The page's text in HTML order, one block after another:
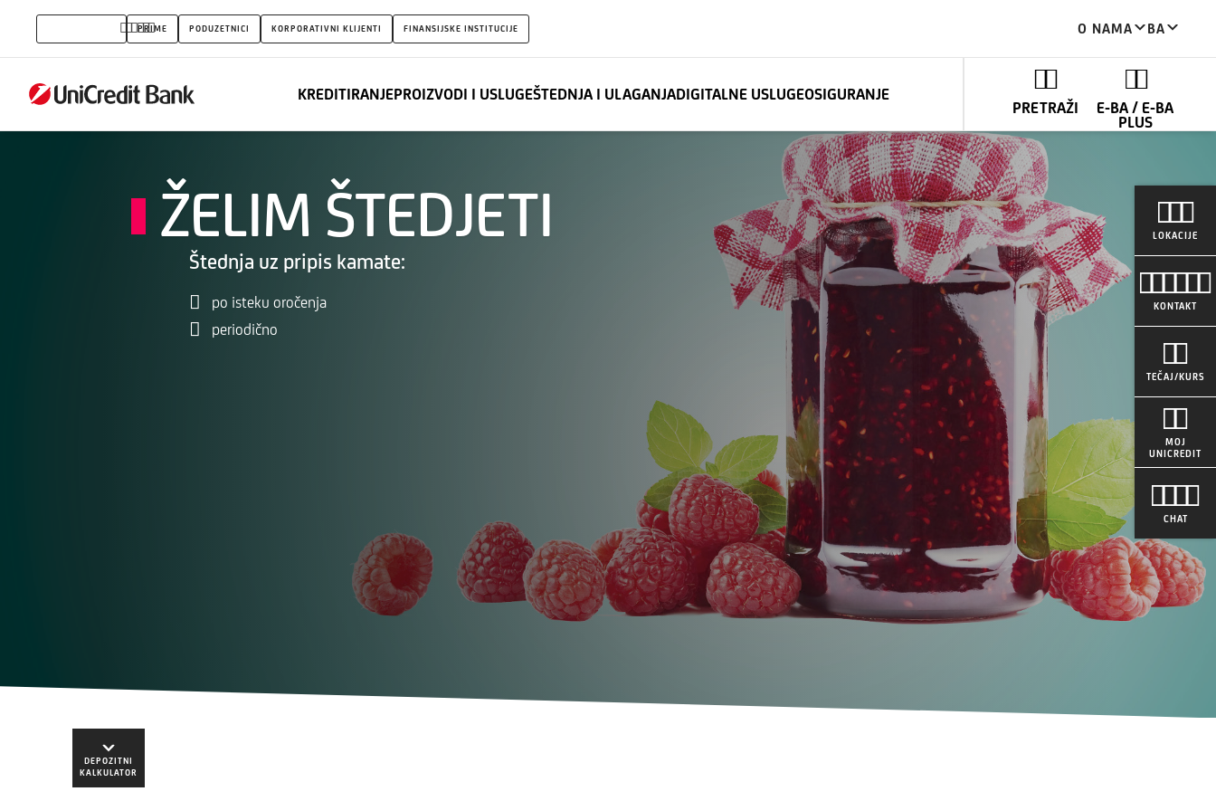
Oročena
štednja
PRIME PODUZETNICI KORPORATIVNI KLIJENTI FINANSIJSKE INSTITUCIJE O NAMA BA
KREDITIRANJEPROIZVODI I USLUGEŠTEDNJA I ULAGANJADIGITALNE USLUGEOSIGURANJE
PRETRAŽI
E-BA / E-BA
PLUS
LOKACIJE
KONTAKT
TEČAJ/KURS
MOJ
UNICREDIT
CHAT
ŽELIM ŠTEDJETI
Štednja uz pripis kamate:
po isteku oročenja
periodično
DEPOZITNI
KALKULATOR